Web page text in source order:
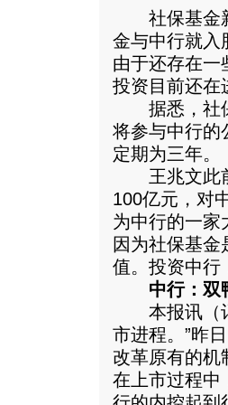
社保基金新
金与中行就入
由于还存在一
投资目前还在
据悉，社保
将参与中行的
定期为三年。
王兆文此前
100亿元，对
为中行的一家
因为社保基金
值。投资中行
中行：双
本报讯（记
市进程。”昨
改革原有的机
在上市过程中